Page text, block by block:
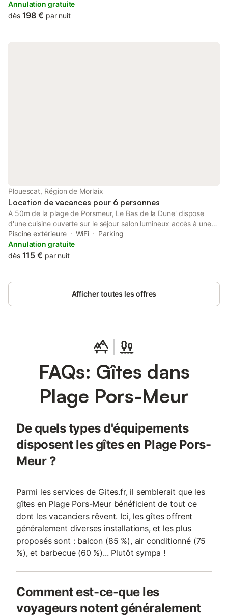
Morlaix Golf Course.
Annulation gratuite
dès 198 € par nuit
Plouescat, Région de Morlaix
Location de vacances pour 6 personnes
A 50m de la plage de Porsmeur, Le Bas de la Dune' dispose
d'une cuisine ouverte sur le séjour salon lumineux accès à une
terrasse avec salon de jardin, 3 chambres avec chacune 1lit 2
personnes 140x190 et salle d'eau privative, un wc séparé, un
cellier/buanderie. A l'extérieur, un jardin clos avec bain nordique
Piscine extérieure WiFi
Parking
Annulation gratuite
dès 115 € par nuit
Afficher toutes les offres
FAQs: Gîtes dans
Plage Pors-Meur
De quels types d'équipements
disposent les gîtes en Plage Pors-
Meur ?
Parmi les services de Gites.fr, il semblerait que les
gîtes en Plage Pors-Meur bénéficient de tout ce
dont les vacanciers rêvent. Ici, les gîtes offrent
généralement diverses installations, et les plus
proposés sont : balcon (85 %), air conditionné (75
%), et barbecue (60 %)... Plutôt sympa !
Comment est-ce-que les
voyageurs notent généralement